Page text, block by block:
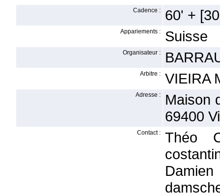
Cadence : 60' +
Appariements : Suisse
Organisateur :
Arbitre : VIEIRA
Adresse :
Maison
69400
Contact :
Théo